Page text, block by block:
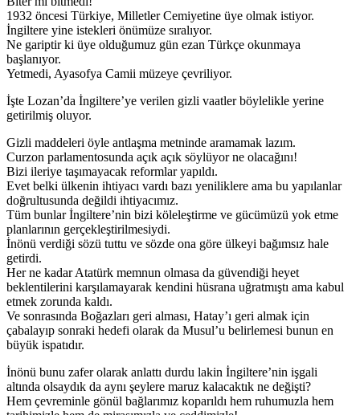
1932 öncesi Türkiye, Milletler Cemiyetine üye olmak istiyor.
İngiltere yine istekleri önümüze sıralıyor.
Ne gariptir ki üye olduğumuz gün ezan Türkçe okunmaya
başlanıyor.
Yetmedi, Ayasofya Camii müzeye çevriliyor.
İşte Lozan’da İngiltere’ye verilen gizli vaatler böylelikle yerine
getirilmiş oluyor.
Gizli maddeleri öyle antlaşma metninde aramamak lazım.
Curzon parlamentosunda açık açık söylüyor ne olacağını!
Bizi ileriye taşımayacak reformlar yapıldı.
Evet belki ülkenin ihtiyacı vardı bazı yeniliklere ama bu yapılanlar
doğrultusunda değildi ihtiyacımız.
Tüm bunlar İngiltere’nin bizi köleleştirme ve gücümüzü yok etme
planlarının gerçekleştirilmesiydi.
İnönü verdiği sözü tuttu ve sözde ona göre ülkeyi bağımsız hale
getirdi.
Her ne kadar Atatürk memnun olmasa da güvendiği heyet
beklentilerini karşılamayarak kendini hüsrana uğratmıştı ama kabul
etmek zorunda kaldı.
Ve sonrasında Boğazları geri alması, Hatay’ı geri almak için
çabalayıp sonraki hedefi olarak da Musul’u belirlemesi bunun en
büyük ispatıdır.
İnönü bunu zafer olarak anlattı durdu lakin İngiltere’nin işgali
altında olsaydık da aynı şeylere maruz kalacaktık ne değişti?
Hem çevreminle gönül bağlarımız koparıldı hem ruhumuzla hem